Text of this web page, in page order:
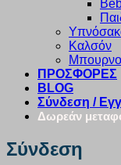
Καλσόν
ΠΡΟΣΦΟΡΕΣ
BLOG
Σύνδεση /
Δωρεάν
Σύνδεση